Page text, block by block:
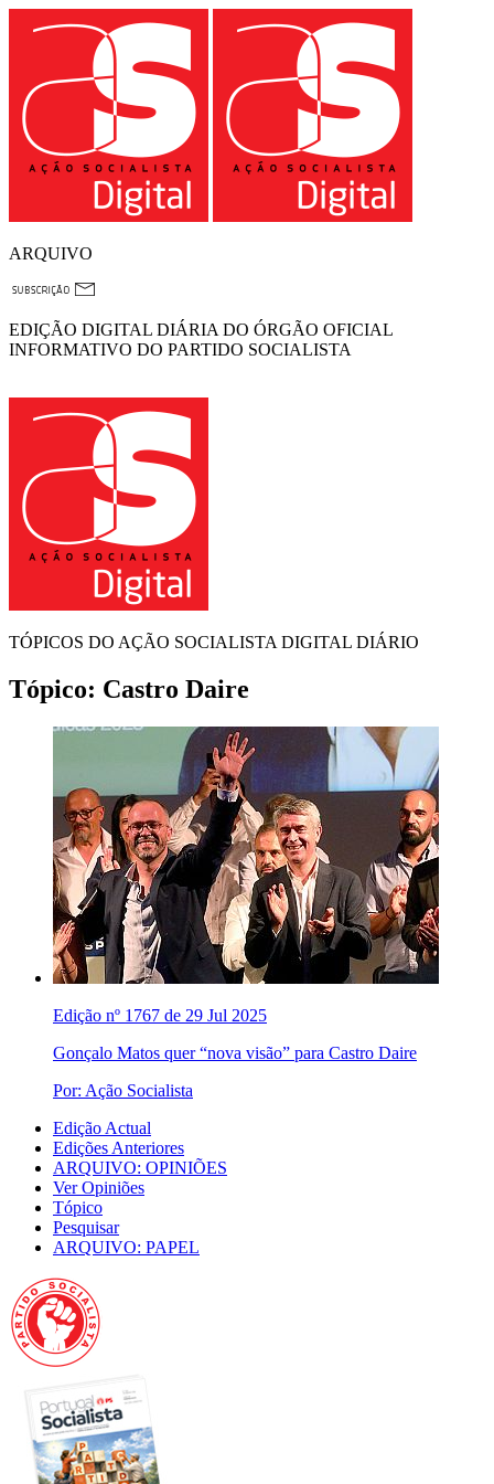
ARQUIVO
EDIÇÃO DIGITAL DIÁRIA DO ÓRGÃO OFICIAL
INFORMATIVO DO PARTIDO SOCIALISTA
TÓPICOS DO AÇÃO SOCIALISTA DIGITAL DIÁRIO
Tópico: Castro Daire
Edição nº 1767 de 29 Jul 2025
Gonçalo Matos quer “nova visão” para Castro Daire
Por: Ação Socialista
Edição Actual
Edições Anteriores
ARQUIVO: OPINIÕES
Ver Opiniões
Tópico
Pesquisar
ARQUIVO: PAPEL